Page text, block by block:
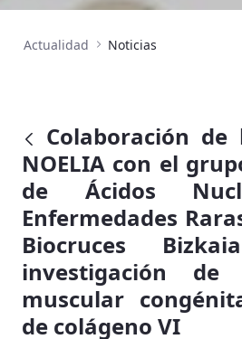
Actualidad Noticias
Colaboración de
NOELIA con el
de Ácidos
Enfermedades
Biocruces
investigación
muscular
de colágeno VI